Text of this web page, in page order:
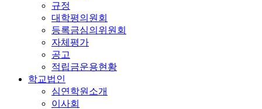
규정
대학평의원회
등록금심의위원회
자체평가
공고
적립금운용현황
학교법인
심연학원소개
이사회